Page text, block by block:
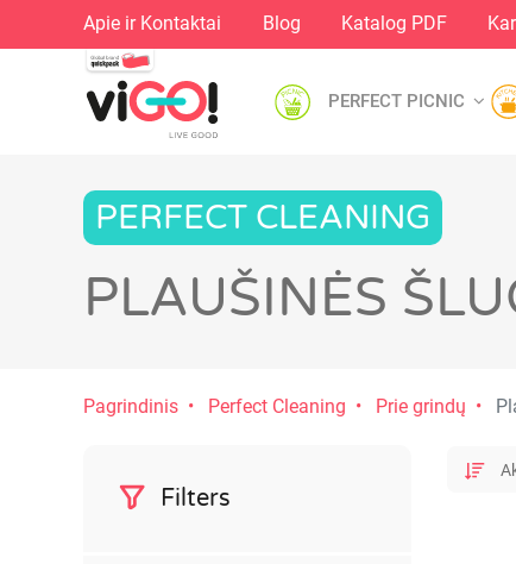
Apie ir Kontaktai Blog Katalog PDF
PERFECT PICNIC
PERFECT CLEANING
PLAUŠINĖS
Pagrindinis Perfect Cleaning Prie grindų
Filters